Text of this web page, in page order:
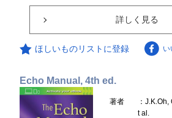
詳しく見る
ほしいものリストに登録 い
Echo Manual, 4th ed.
著者
：
t al.